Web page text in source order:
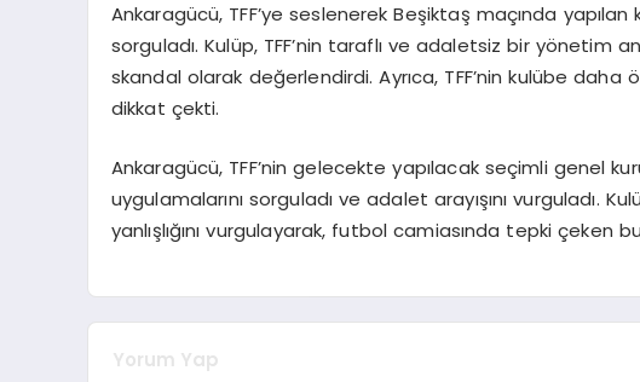
Ankaragücü, TFF’ye seslenerek Beşiktaş maçında
sorguladı. Kulüp, TFF’nin taraflı ve adaletsiz bir yönetim
skandal olarak değerlendirdi. Ayrıca, TFF’nin kulübe
dikkat çekti.
Ankaragücü, TFF’nin gelecekte yapılacak seçimli genel
uygulamalarını sorguladı ve adalet arayışını vurguladı.
yanlışlığını vurgulayarak, futbol camiasında tepki çeken
Yorum Yap